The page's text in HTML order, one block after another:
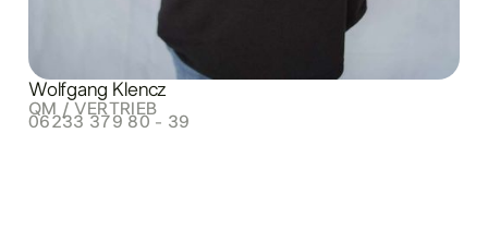
Wolfgang Klencz
QM / VERTRIEB
06233 379 80 - 39